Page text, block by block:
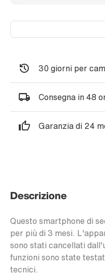
30 giorni per
Consegna in 48
Garanzia di 24
Descrizione
Questo smartphone di
per più di 3 mesi.
sono stati cancellati
funzioni sono state
tecnici.